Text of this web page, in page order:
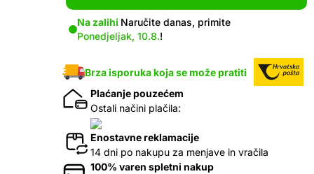
Na zalihi Naručite danas, primite
Ponedjeljak, 10.8.!
Brza isporuka koja se može pratiti
Plaćanje pouzećem
Ostali načini plačila:
Enostavne reklamacije
14 dni po nakupu za menjave in vračila
100% varen spletni nakup